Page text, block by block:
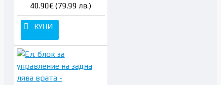
40.90€ (79.99 лв.)
КУПИ